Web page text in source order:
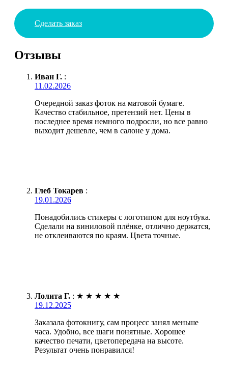
Сделать заказ
Отзывы
Иван Г. :
11.02.2026
Очередной заказ фоток на матовой бумаге.
Качество стабильное, претензий нет. Цены в
последнее время немного подросли, но все равно
выходит дешевле, чем в салоне у дома.
Глеб Токарев :
19.01.2026
Понадобились стикеры с логотипом для ноутбука.
Сделали на виниловой плёнке, отлично держатся,
не отклеиваются по краям. Цвета точные.
Лолита Г. : ★ ★ ★ ★ ★
19.12.2025
Заказала фотокнигу, сам процесс занял меньше
часа. Удобно, все шаги понятные. Хорошее
качество печати, цветопередача на высоте.
Результат очень понравился!